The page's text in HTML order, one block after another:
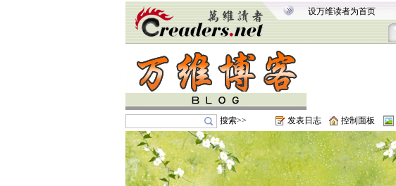
设万维读者为首页
搜索>> 发表日志 控制面板